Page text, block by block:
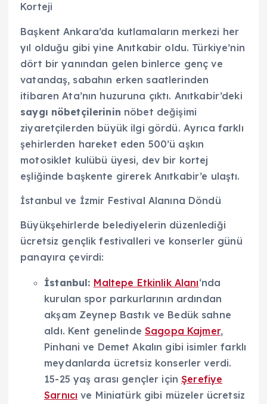
Korteji
Başkent Ankara’da kutlamaların merkezi her
yıl olduğu gibi yine Anıtkabir oldu. Türkiye’nin
dört bir yanından gelen binlerce genç ve
vatandaş, sabahın erken saatlerinden
itibaren Ata’nın huzuruna çıktı. Anıtkabir’deki
saygı nöbetçilerinin nöbet değişimi
ziyaretçilerden büyük ilgi gördü. Ayrıca farklı
şehirlerden hareket eden 500’ü aşkın
motosiklet kulübü üyesi, dev bir kortej
eşliğinde başkente girerek Anıtkabir’e ulaştı.
İstanbul ve İzmir Festival Alanına Döndü
Büyükşehirlerde belediyelerin düzenlediği
ücretsiz gençlik festivalleri ve konserler günü
panayıra çevirdi:
İstanbul: Maltepe Etkinlik Alanı‘nda
kurulan spor parkurlarının ardından
akşam Zeynep Bastık ve Bedük sahne
aldı. Kent genelindeSagopa Kajmer,
Pinhani ve Demet Akalın gibi isimler farklı
meydanlarda ücretsiz konserler verdi.
15-25 yaş arası gençler için Şerefiye
Sarnıcı ve Miniatürk gibi müzeler ücretsiz